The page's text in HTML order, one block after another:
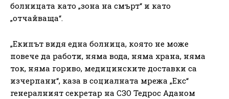
болницата като „зона на смърт“ и като
„отчайваща“.
„Екипът видя една болница, която не може
повече да работи, няма вода, няма храна, няма
ток, няма гориво, медицинските доставки са
изчерпани“, каза в социалната мрежа „Екс“
генералният секретар на СЗО Тедрос Аданом